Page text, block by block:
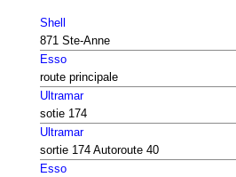
Shell
871 Ste-Anne
Esso
route principale
Ultramar
sotie 174
Ultramar
sortie 174 Autoroute 40
Esso